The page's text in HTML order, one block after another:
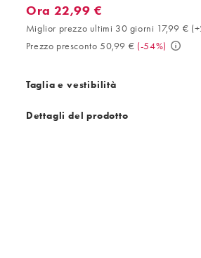
Ora 22,99 €. Miglior prezzo ultimi
Ora 22,99 €
Miglior prezzo ultimi 30 giorni 17,99 € (
Prezzo presconto 50,99 € (-54%)
Taglia e vestibilità
Dettagli del prodotto